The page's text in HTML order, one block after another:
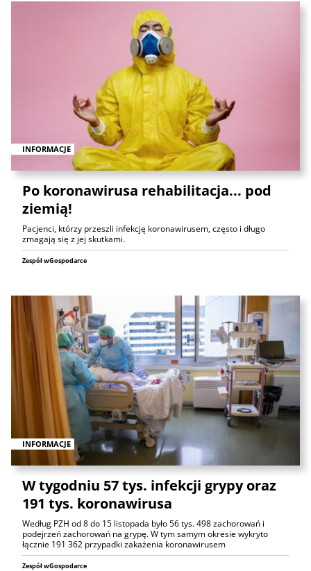
INFORMACJE
Po koronawirusa rehabilitacja... pod
ziemią!
Pacjenci, którzy przeszli infekcję koronawirusem, często i długo
zmagają się z jej skutkami.
Zespół wGospodarce
INFORMACJE
W tygodniu 57 tys. infekcji grypy oraz
191 tys. koronawirusa
Według PZH od 8 do 15 listopada było 56 tys. 498 zachorowań i
podejrzeń zachorowań na grypę. W tym samym okresie wykryto
łącznie 191 362 przypadki zakażenia koronawirusem
Zespół wGospodarce